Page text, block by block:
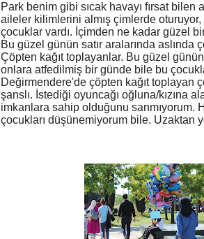
Park benim gibi sıcak havayı fırsat
aileler kilimlerini almış çimlerde
çocuklar vardı. İçimden ne kadar güzel
Bu güzel günün satır aralarında
Çöpten kağıt toplayanlar. Bu güzel
onlara atfedilmiş bir günde bile bu
Değirmendere'de çöpten kağıt toplayan
şanslı. İstediği oyuncağı oğluna/kızına
imkanlara sahip olduğunu sanmıyorum.
çocukları düşünemiyorum bile. Uzaktan